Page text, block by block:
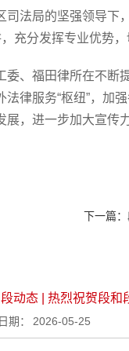
法局的坚强领导下
充分发挥专业优势
、福田律所在不
律服务“枢纽”，加
，进一步加大宣
下一篇：
动态 | 热烈祝贺段和
期： 2026-05-25